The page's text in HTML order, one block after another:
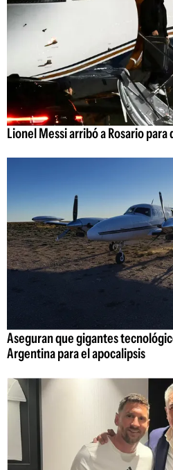
Lionel Messi arribó a Rosario para
Aseguran que gigantes
Argentina para el apocalipsis